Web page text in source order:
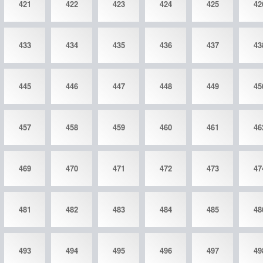
421 422 423 424 425
433 434 435 436 437
445 446 447 448 449
457 458 459 460 461
469 470 471 472 473
481 482 483 484 485
493 494 495 496 497